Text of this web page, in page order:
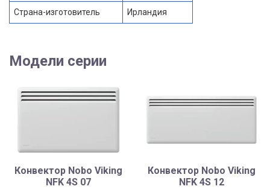
Страна-изготовитель Ирландия
Модели серии
Конвектор Nobo Viking
NFK 4S 07
Конвектор Nobo Viking
NFK 4S 12